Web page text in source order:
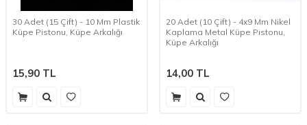
30 Adet (15 Çift) - 10 Mm Plastik
Küpe Pistonu, Küpe Arkalığı
15,90 TL
20 Adet (10 Çift) - 4x9 Mm Nikel
Kaplama Metal Küpe Pistonu,
Küpe Arkalığı
14,00 TL